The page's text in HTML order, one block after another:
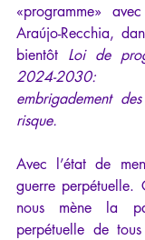
«programme»
Araújo-Recchia,
bientôt Loi de
2024-2030:
embrigadement
risque.
Avec l’état de
guerre perpétuelle.
nous mène la
perpétuelle de